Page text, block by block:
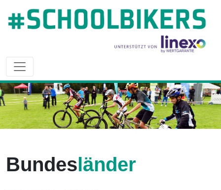
Bundes länder